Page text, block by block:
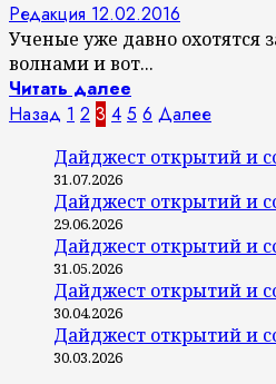
Редакция 12.02.2016
Ученые уже давно охотятся
волнами и вот...
Читать далее
Пагинация
записей
Назад 1 2 3 4 5 6 Далее
Дайджест открытий и
31.07.2026
Дайджест открытий и
29.06.2026
Дайджест открытий и
31.05.2026
Дайджест открытий и
30.04.2026
Дайджест открытий и
30.03.2026